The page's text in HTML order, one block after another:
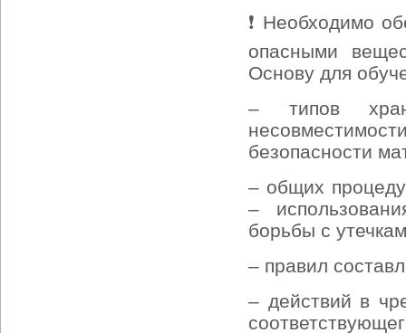
❗ Необходимо
опасными
Основу для
– типов
безопасности
– общих
–
борьбы с
– правил
– действий в